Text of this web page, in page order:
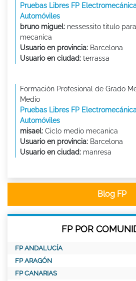
Pruebas Libres FP
Automóviles
bruno miguel: nessessito titulo
mecanica
Usuario en provincia: Barcelona
Usuario en ciudad: terrassa
Formación Profesional de Grado
Medio
Pruebas Libres FP
Automóviles
misael: Ciclo medio mecanica
Usuario en provincia: Barcelona
Usuario en ciudad: manresa
Blog FP
FP POR
FP ANDALUCÍA
FP ARAGÓN
FP CANARIAS